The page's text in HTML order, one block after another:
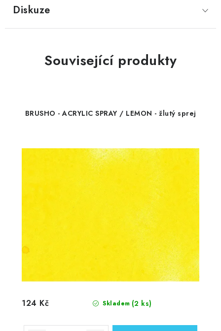
Diskuze
Související produkty
BRUSHO - ACRYLIC SPRAY / LEMON - žlutý sprej
Skladem (2 ks)
124 Kč